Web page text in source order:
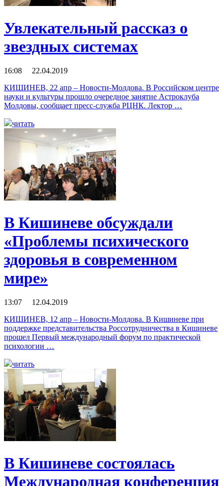
Увлекательный рассказ о
звездных системах
16:08 22.04.2019
КИШИНЕВ, 22 апр – Новости-Молдова. В Российском центре
науки и культуры прошло очередное занятие Астроклуба
Молдовы, сообщает пресс-служба РЦНК. Лектор …
читать
В Кишиневе обсуждали
«Проблемы психического
здоровья в современном
мире»
13:07 12.04.2019
КИШИНЕВ, 12 апр – Новости-Молдова. В Кишиневе при
поддержке представительства Россотрудничества в Кишиневе
прошел Первый международный форум по практической
психологии …
читать
В Кишиневе состоялась
Международная конференция